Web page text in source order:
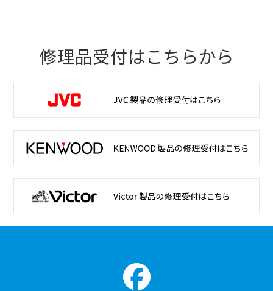
修理品受付はこちらから